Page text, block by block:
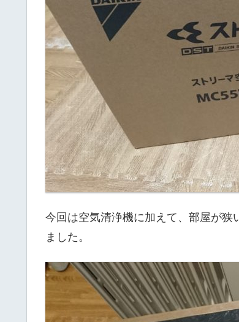
今回は空気清浄機に加えて、部屋が
ました。